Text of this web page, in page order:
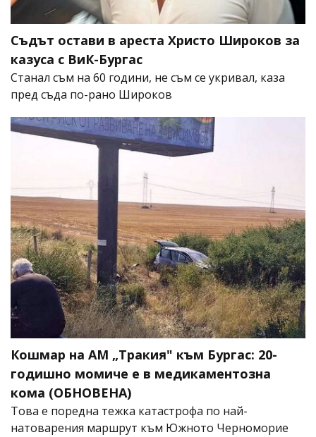
Съдът остави в ареста Христо Широков за
казуса с ВиК-Бургас
Станал съм на 60 години, не съм се укривал, каза
пред съда по-рано Широков
Кошмар на АМ „Тракия" към Бургас: 20-
годишно момиче е в медикаментозна
кома (ОБНОВЕНА)
Това е поредна тежка катастрофа по най-
натоварения маршрут към Южното Черноморие